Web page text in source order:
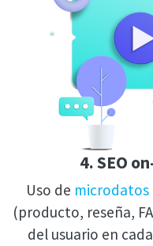
4. SEO
Uso de microdatos
(producto, reseña,
del usuario en